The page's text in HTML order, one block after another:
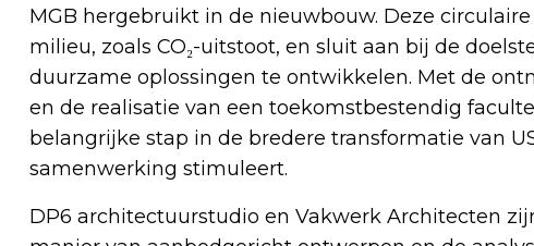
MGB hergebruikt in de nieuwbouw. Deze
milieu, zoals CO₂-uitstoot, en sluit aan bij de
duurzame oplossingen te ontwikkelen. Met de
en de realisatie van een toekomstbestendig
belangrijke stap in de bredere transformatie van
samenwerking stimuleert.
DP6 architectuurstudio en Vakwerk Architecten